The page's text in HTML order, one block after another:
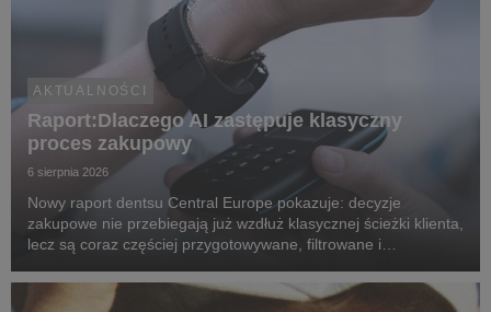
AKTUALNOŚCI
Raport:Dlaczego AI zastępuje klasyczny
proces zakupowy
6 sierpnia 2026
Nowy raport dentsu Central Europe pokazuje: decyzje
zakupowe nie przebiegają już wzdłuż klasycznej ścieżki klienta,
lecz są coraz częściej przygotowywane, filtrowane i
inteligencji.